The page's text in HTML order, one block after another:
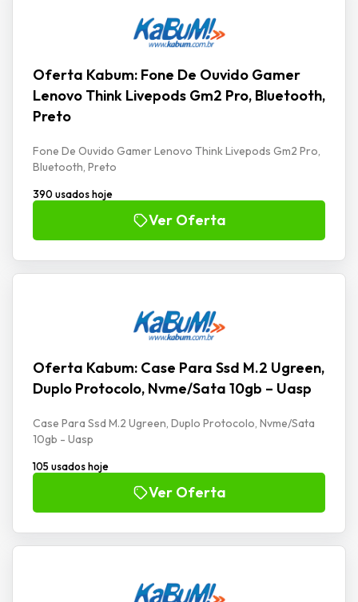
Oferta Kabum: Fone De Ouvido Gamer
Lenovo Think Livepods Gm2 Pro, Bluetooth,
Preto
Fone De Ouvido Gamer Lenovo Think Livepods Gm2 Pro,
Bluetooth, Preto
390 usados hoje
Ver Oferta
Oferta Kabum: Case Para Ssd M.2 Ugreen,
Duplo Protocolo, Nvme/Sata 10gb – Uasp
Case Para Ssd M.2 Ugreen, Duplo Protocolo, Nvme/Sata
10gb - Uasp
105 usados hoje
Ver Oferta